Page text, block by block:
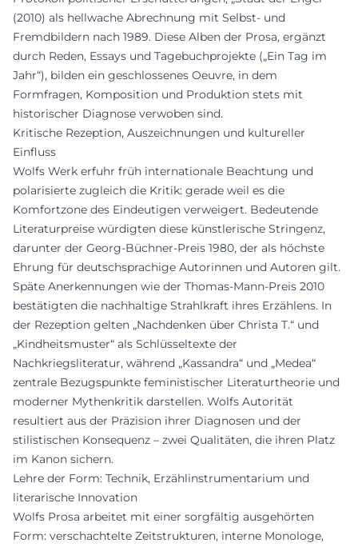
(2010) als hellwache Abrechnung mit Selbst- und
Fremdbildern nach 1989. Diese Alben der Prosa, ergänzt
durch Reden, Essays und Tagebuchprojekte („Ein Tag im
Jahr“), bilden ein geschlossenes Oeuvre, in dem
Formfragen, Komposition und Produktion stets mit
historischer Diagnose verwoben sind.
Kritische Rezeption, Auszeichnungen und kultureller
Einfluss
Wolfs Werk erfuhr früh internationale Beachtung und
polarisierte zugleich die Kritik: gerade weil es die
Komfortzone des Eindeutigen verweigert. Bedeutende
Literaturpreise würdigten diese künstlerische Stringenz,
darunter der Georg-Büchner-Preis 1980, der als höchste
Ehrung für deutschsprachige Autorinnen und Autoren gilt.
Späte Anerkennungen wie der Thomas-Mann-Preis 2010
bestätigten die nachhaltige Strahlkraft ihres Erzählens. In
der Rezeption gelten „Nachdenken über Christa T.“ und
„Kindheitsmuster“ als Schlüsseltexte der
Nachkriegsliteratur, während „Kassandra“ und „Medea“
zentrale Bezugspunkte feministischer Literaturtheorie und
moderner Mythenkritik darstellen. Wolfs Autorität
resultiert aus der Präzision ihrer Diagnosen und der
stilistischen Konsequenz – zwei Qualitäten, die ihren Platz
im Kanon sichern.
Lehre der Form: Technik, Erzählinstrumentarium und
literarische Innovation
Wolfs Prosa arbeitet mit einer sorgfältig ausgehörten
Form: verschachtelte Zeitstrukturen, interne Monologe,